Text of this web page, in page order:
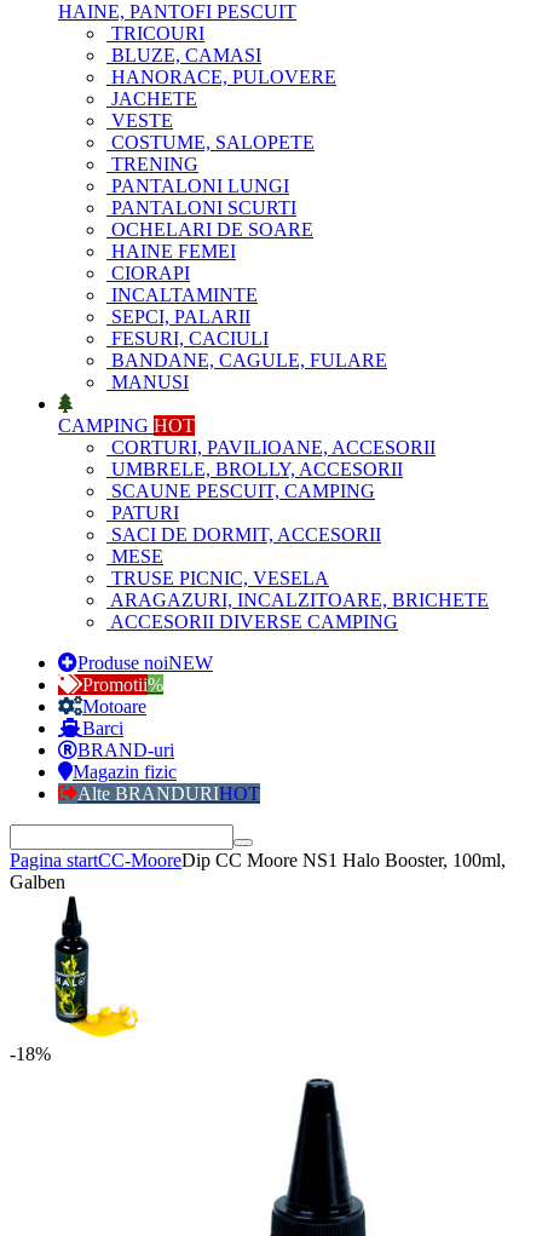
HAINE, PANTOFI PESCUIT
TRICOURI
BLUZE, CAMASI
HANORACE, PULOVERE
JACHETE
VESTE
COSTUME, SALOPETE
TRENING
PANTALONI LUNGI
PANTALONI SCURTI
OCHELARI DE SOARE
HAINE FEMEI
CIORAPI
INCALTAMINTE
SEPCI, PALARII
FESURI, CACIULI
BANDANE, CAGULE, FULARE
MANUSI
CAMPING HOT
CORTURI, PAVILIOANE, ACCESORII
UMBRELE, BROLLY, ACCESORII
SCAUNE PESCUIT, CAMPING
PATURI
SACI DE DORMIT, ACCESORII
MESE
TRUSE PICNIC, VESELA
ARAGAZURI, INCALZITOARE, BRICHETE
ACCESORII DIVERSE CAMPING
Produse noiNEW
Promotii%
Motoare
Barci
BRAND-uri
Magazin fizic
Alte BRANDURIHOT
Pagina startCC-MooreDip CC Moore NS1 Halo Booster, 100ml,
Galben
-18%